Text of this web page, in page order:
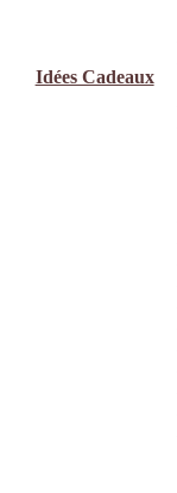
Idées Cadeaux